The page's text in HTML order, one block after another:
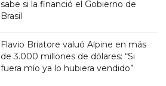
sabe si la financió el Gobierno de
Brasil
Flavio Briatore valuó Alpine en más
de 3.000 millones de dólares: “Si
fuera mío ya lo hubiera vendido”